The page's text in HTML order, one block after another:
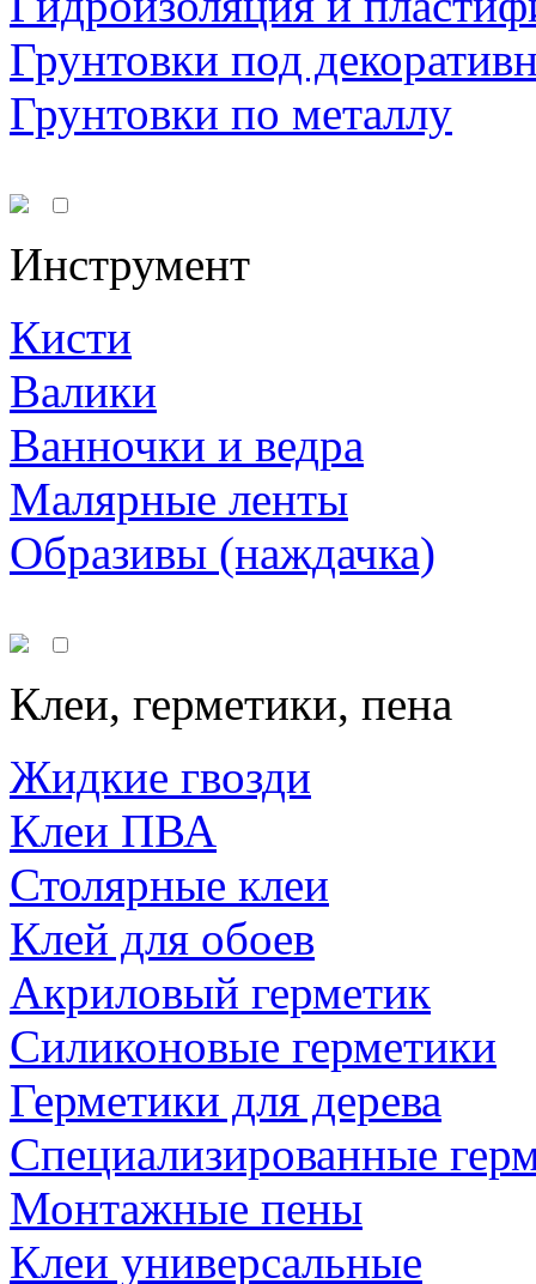
Грунтовки под
Грунтовки по металлу
Инструмент
Кисти
Валики
Ванночки и ведра
Малярные ленты
Образивы (наждачка)
Клеи, герметики, пена
Жидкие гвозди
Клеи ПВА
Столярные клеи
Клей для обоев
Акриловый герметик
Силиконовые герметики
Герметики для дерева
Специализированные
Монтажные пены
Клеи универсальные